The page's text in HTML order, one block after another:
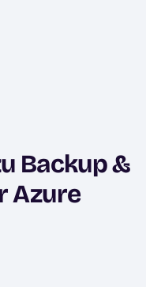
Backup &
Azure